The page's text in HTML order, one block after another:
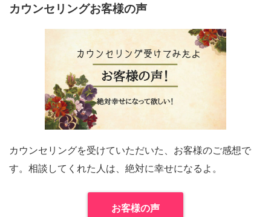
カウンセリングお客様の声
カウンセリングを受けていただいた、お客様のご感想で
す。相談してくれた人は、絶対に幸せになるよ。
お客様の声